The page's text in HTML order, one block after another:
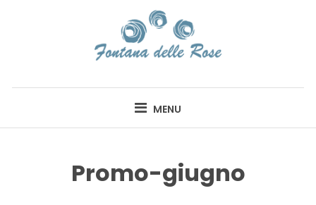
FONTANA DELLE
MENU
Promo-giugno